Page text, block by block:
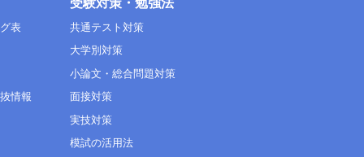
表
情報
受験対策・勉強法
共通テスト対策
大学別対策
小論文・総合問題対策
面接対策
実技対策
模試の活用法